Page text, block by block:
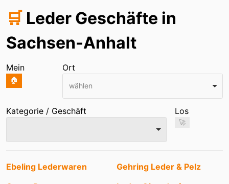
🛒 Leder Geschäfte in
Sachsen-Anhalt
Mein
🏠
Ort
wählen
Kategorie / Geschäft Los
🚀
Einträge
Ebeling Lederwaren
Gehring Leder & Pelz